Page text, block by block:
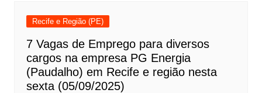
Recife e Região (PE)
7 Vagas de Emprego para diversos
cargos na empresa PG Energia
(Paudalho) em Recife e região nesta
sexta (05/09/2025)